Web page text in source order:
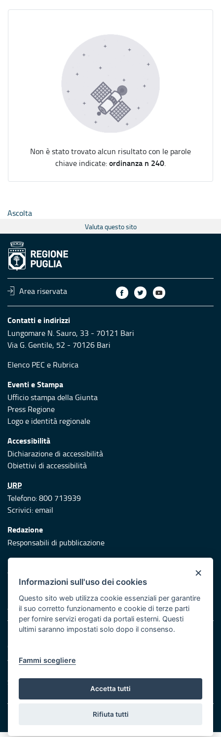
Non è stato trovato alcun risultato con le parole
chiave indicate:ordinanza n 240.
Ascolta
Valuta questo sito
Area riservata
Contatti e indirizzi
Lungomare N. Sauro, 33 - 70121 Bari
Via G. Gentile, 52 - 70126 Bari
Elenco PEC e Rubrica
Eventi e Stampa
Ufficio stampa della Giunta
Press Regione
Logo e identità regionale
Accessibilità
Dichiarazione di accessibilità
Obiettivi di accessibilità
URP
Telefono: 800 713939
Scrivici:email
Redazione
Responsabili di pubblicazione
Protezione civile
Vai al sito di Protezione Civile Puglia
Iniziativa finanziata con risorse del POR Puglia 2014/2020 -
Asse XI
Note legali
Cookie e privacy
Atti di notifica
Servizi Intranet
© Regione Puglia
×
Informazioni sull'uso dei cookies
Questo sito web utilizza cookie essenziali per garantire
il suo corretto funzionamento e cookie di terze parti
per fornire servizi erogati da portali esterni. Questi
ultimi saranno impostati solo dopo il consenso.
Fammi scegliere
Accetta tutti
Rifiuta tutti